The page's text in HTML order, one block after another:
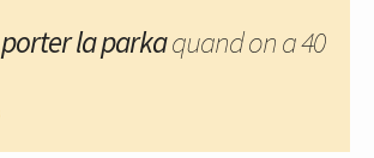
la parkaquand on a 40